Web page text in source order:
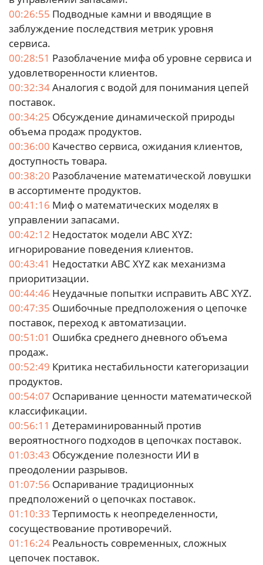
00:26:55 Подводные камни и вводящие в
заблуждение последствия метрик уровня
сервиса.
00:28:51 Разоблачение мифа об уровне сервиса и
удовлетворенности клиентов.
00:32:34Аналогия с водой для понимания цепей
поставок.
00:34:25 Обсуждение динамической природы
объема продаж продуктов.
00:36:00 Качество сервиса, ожидания клиентов,
доступность товара.
00:38:20 Разоблачение математической ловушки
в ассортименте продуктов.
00:41:16 Миф о математических моделях в
управлении запасами.
00:42:12 Недостаток модели ABC XYZ:
игнорирование поведения клиентов.
00:43:41 Недостатки ABC XYZ как механизма
приоритизации.
00:44:46 Неудачные попытки исправить ABC XYZ.
00:47:35 Ошибочные предположения о цепочке
поставок, переход к автоматизации.
00:51:01 Ошибка среднего дневного объема
продаж.
00:52:49 Критика нестабильности категоризации
продуктов.
00:54:07 Оспаривание ценности математической
классификации.
00:56:11 Детераминированный против
вероятностного подходов в цепочках поставок.
01:03:43 Обсуждение полезности ИИ в
преодолении разрывов.
01:07:56 Оспаривание традиционных
предположений о цепочках поставок.
01:10:33 Терпимость к неопределенности,
сосуществование противоречий.
01:16:24 Реальность современных, сложных
цепочек поставок.